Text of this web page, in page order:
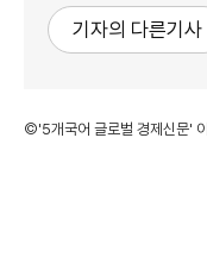
기자의 다른기사
©'5개국어 글로벌 경제신문'